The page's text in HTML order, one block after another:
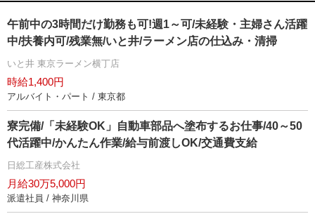
午前中の3時間だけ勤務も可!週1～可/未経験・主婦さん活躍
中/扶養内可/残業無/いと井/ラーメン店の仕込み・清掃
いと井 東京ラーメン横丁店
時給1,400円
アルバイト・パート / 東京都
寮完備/「未経験OK」自動車部品へ塗布するお仕事/40～50
代活躍中/かんたん作業/給与前渡しOK/交通費支給
日総工産株式会社
月給30万5,000円
派遣社員 / 神奈川県